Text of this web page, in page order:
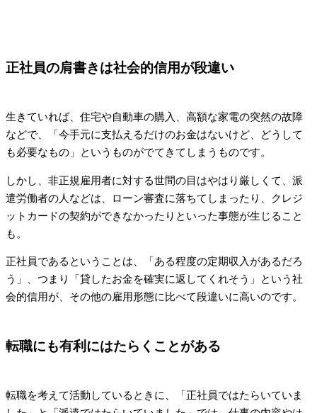
正社員の肩書きは社会的信用が段違い
生きていれば、住宅や自動車の購入、高額な家電の突然の故障
などで、「今手元に支払えるだけのお金はないけど、どうして
も必要なもの」というものがでてきてしまうものです。
しかし、非正規雇用者に対する世間の目はやはり厳しくて、派
遣労働者の人などは、ローン審査に落ちてしまったり、クレジ
ットカードの契約ができなかったりといった事態が生じること
も。
正社員であるということは、「ある程度の定期収入があるだろ
う」、つまり「貸したお金を確実に返してくれそう」という社
会的信用が、その他の雇用形態に比べて段違いに高いのです。
転職にも有利にはたらくことがある
転職を考えて活動しているときに、「正社員ではたらいていま